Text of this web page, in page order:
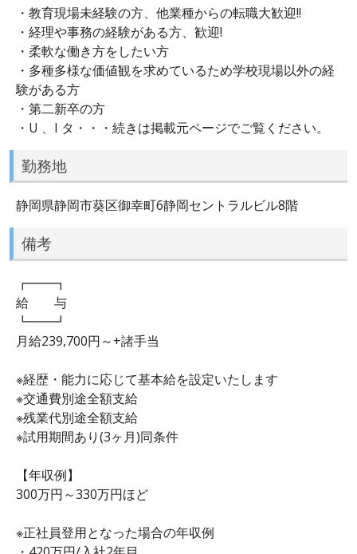
・教育現場未経験の方、他業種からの転職大歓迎!!
・経理や事務の経験がある方、歓迎!
・柔軟な働き方をしたい方
・多種多様な価値観を求めているため学校現場以外の経
験がある方
・第二新卒の方
・U 、I タ・・・続きは掲載元ページでご覧ください。
勤務地
静岡県静岡市葵区御幸町6静岡セントラルビル8階
備考
┏━━┓
給 与
┗━━┛
月給239,700円～+諸手当
※経歴・能力に応じて基本給を設定いたします
※交通費別途全額支給
※残業代別途全額支給
※試用期間あり(3ヶ月)同条件
【年収例】
300万円～330万円ほど
※正社員登用となった場合の年収例